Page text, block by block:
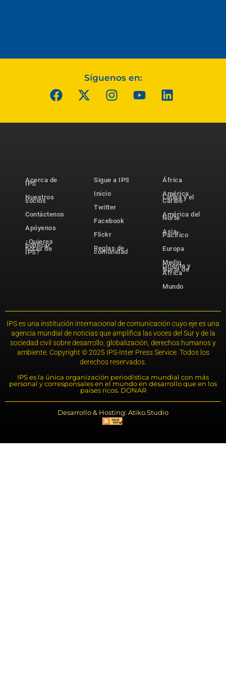
Síguenos en:
Acerca de
IPS
Nuestros
socios
Contáctenos
Apóyenos
¿Quieres
publicar
notas de
IPS?
Sigue a IPS
Inicio
Twitter
Facebook
Flickr
Reglas de
comunidad
África
América
Latina y el
Caribe
América del
Norte
Asia-
Pacífico
Europa
Medio
Oriente y
Norte de
África
Mundo
IPS es una institución internacional de comunicación cuyo eje es una
agencia mundial de noticias que amplifica las voces del Sur y de la
sociedad civil sobre desarrollo, globalización, derechos humanos y
ambiente. Copyright © 2025 IPS-Inter Press Service. Todos los
derechos reservados.
IPS es la única organización periodística mundial con más
personal y corresponsales en el mundo en desarrollo que en los
países ricos. DONAR
Desarrollo & Hosting: Atiko.Studio